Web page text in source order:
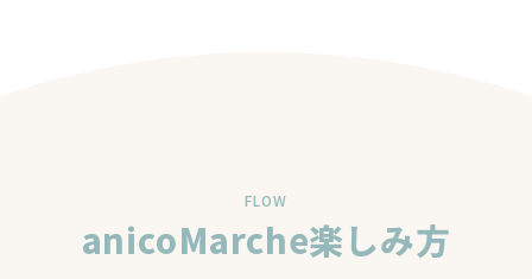
FLOW
anicoMarche楽しみ方